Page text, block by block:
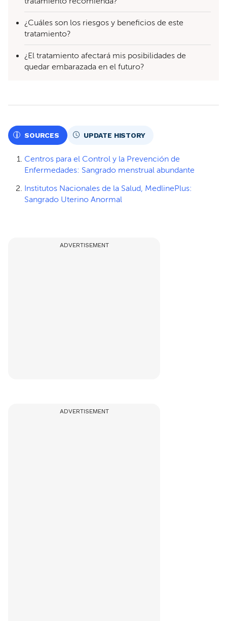
¿Cuáles son los riesgos y beneficios de este
tratamiento?
¿El tratamiento afectará mis posibilidades de
quedar embarazada en el futuro?
SOURCES UPDATE HISTORY
Centros para el Control y la Prevención de
Enfermedades: Sangrado menstrual abundante
Institutos Nacionales de la Salud, MedlinePlus:
Sangrado Uterino Anormal
ADVERTISEMENT
ADVERTISEMENT